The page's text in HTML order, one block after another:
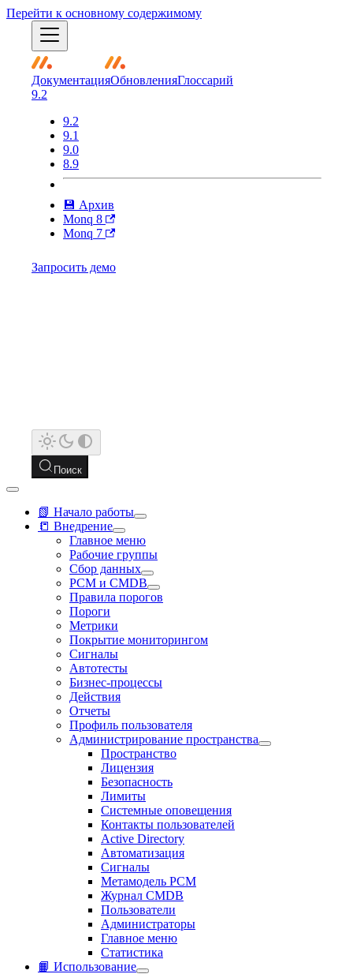
Перейти к основному содержимому
ДокументацияОбновленияГлоссарий
9.2
9.2
9.1
9.0
8.9
💾 Архив
Monq 8
Monq 7
Запросить демо
Поиск
📗 Начало работы
📒 Внедрение
Главное меню
Рабочие группы
Сбор данных
РСМ и CMDB
Правила порогов
Пороги
Метрики
Покрытие мониторингом
Сигналы
Автотесты
Бизнес-процессы
Действия
Отчеты
Профиль пользователя
Администрирование пространства
Пространство
Лицензия
Безопасность
Лимиты
Системные оповещения
Контакты пользователей
Active Directory
Автоматизация
Сигналы
Метамодель РСМ
Журнал CMDB
Пользователи
Администраторы
Главное меню
Статистика
📙 Использование